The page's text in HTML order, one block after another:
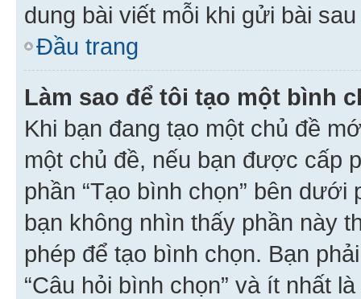
dung bài viết mỗi khi gửi bài sau
Đầu trang
Làm sao để tôi tạo một bình
Khi bạn đang tạo một chủ đề
một chủ đề, nếu bạn được cấp
phần “Tạo bình chọn” bên
bạn không nhìn thấy phần này
phép để tạo bình chọn. Bạn
“Câu hỏi bình chọn” và ít nhất